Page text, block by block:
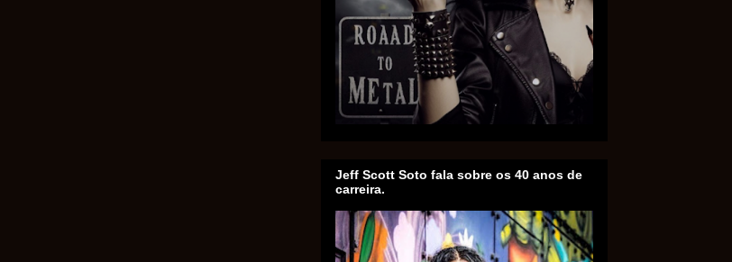
Jeff Scott Soto fala sobre os 40 anos de
carreira.